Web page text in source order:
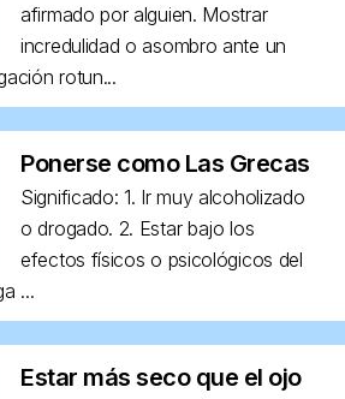
afirmado por alguien. Mostrar
incredulidad o asombro ante un
rotun...
Ponerse como Las Grecas
Significado: 1. Ir muy alcoholizado
o drogado. 2. Estar bajo los
efectos físicos o psicológicos del
...
Estar más seco que el ojo